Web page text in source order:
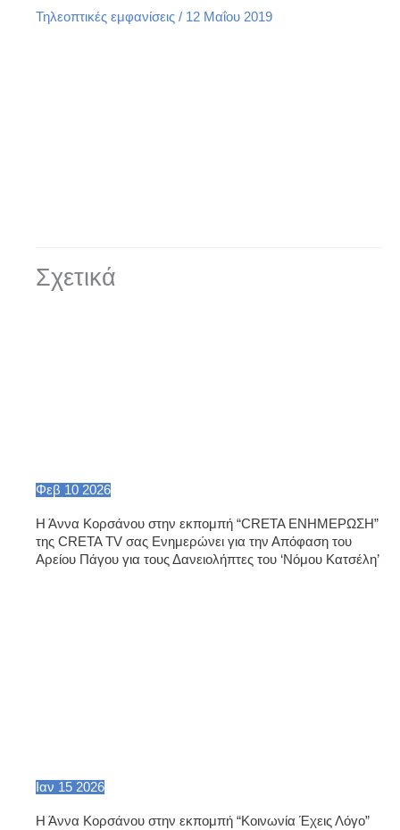
Τηλεοπτικές εμφανίσεις / 12 Μαΐου 2019
Σχετικά
Φεβ 10 2026
Η Άννα Κορσάνου στην εκπομπή “CRETA ΕΝΗΜΕΡΩΣΗ”
της CRETA TV σας Ενημερώνει για την Απόφαση του
Αρείου Πάγου για τους Δανειολήπτες του ‘Νόμου Κατσέλη’
Ιαν 15 2026
Η Άννα Κορσάνου στην εκπομπή “Κοινωνία Έχεις Λόγο”